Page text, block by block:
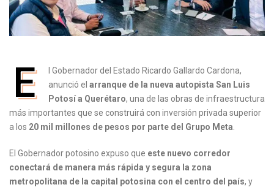
E
l Gobernador del Estado Ricardo Gallardo Cardona,
anunció el arranque de la nueva autopista San Luis
Potosí a Querétaro, una de las obras de infraestructura
más importantes que se construirá con inversión privada superior
a los 20 mil millones de pesos por parte del Grupo Meta
El Gobernador potosino expuso que este nuevo corredor
conectará de manera más rápida y segura la zona
metropolitana de la capital potosina con el centro del país, y